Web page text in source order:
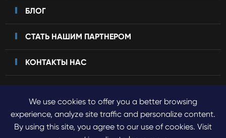
БЛОГ
СТАТЬ НАШИМ ПАРТНЕРОМ
КОНТАКТЫ НАС
Авторские права©2023 Sinogene Pet Cloning.Все права
защищены.
We use cookies to offer you a better browsing
experience, analyze site traffic and personalize content.
By using this site, you agree to our use of cookies. Visit